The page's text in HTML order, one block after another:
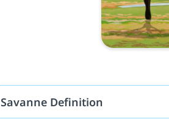
Savanne Definition